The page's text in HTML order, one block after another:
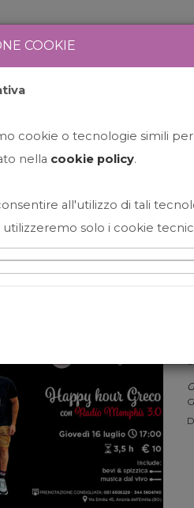
COOKIE
cookie o tecnologie simili
nella cookie policy.
all'utilizzo di tali
solo i cookie